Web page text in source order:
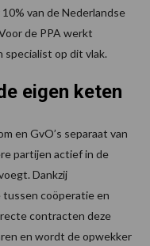
van de Nederlandse
de PPA werkt
specialist op dit vlak.
eigen keten
en GvO’s separaat van
partijen actief in de
Dankzij
tussen coöperatie en
contracten deze
en wordt de opwekker